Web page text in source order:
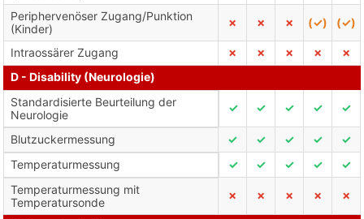
Periphervenöser Zugang/Punktion
(Kinder)
✗ ✗ ✗ (✓) (✓)
Intraossärer Zugang ✗ ✗ ✗ ✗
✗
D - Disability (Neurologie)
Standardisierte Beurteilung der
Neurologie
✓ ✓ ✓ ✓ ✓
Blutzuckermessung ✓ ✓ ✓ ✓
✓
Temperaturmessung
✓ ✓ ✓ ✓
✓
Temperaturmessung mit
Temperatursonde
✗ ✗ ✗ ✗ ✗